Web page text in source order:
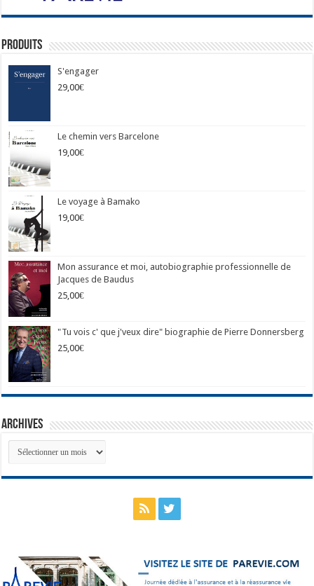
Produits
S'engager
29,00€
Le chemin vers Barcelone
19,00€
Le voyage à Bamako
19,00€
Mon assurance et moi, autobiographie professionnelle de
Jacques de Baudus
25,00€
"Tu vois c' que j'veux dire" biographie de Pierre Donnersberg
25,00€
Archives
Archives